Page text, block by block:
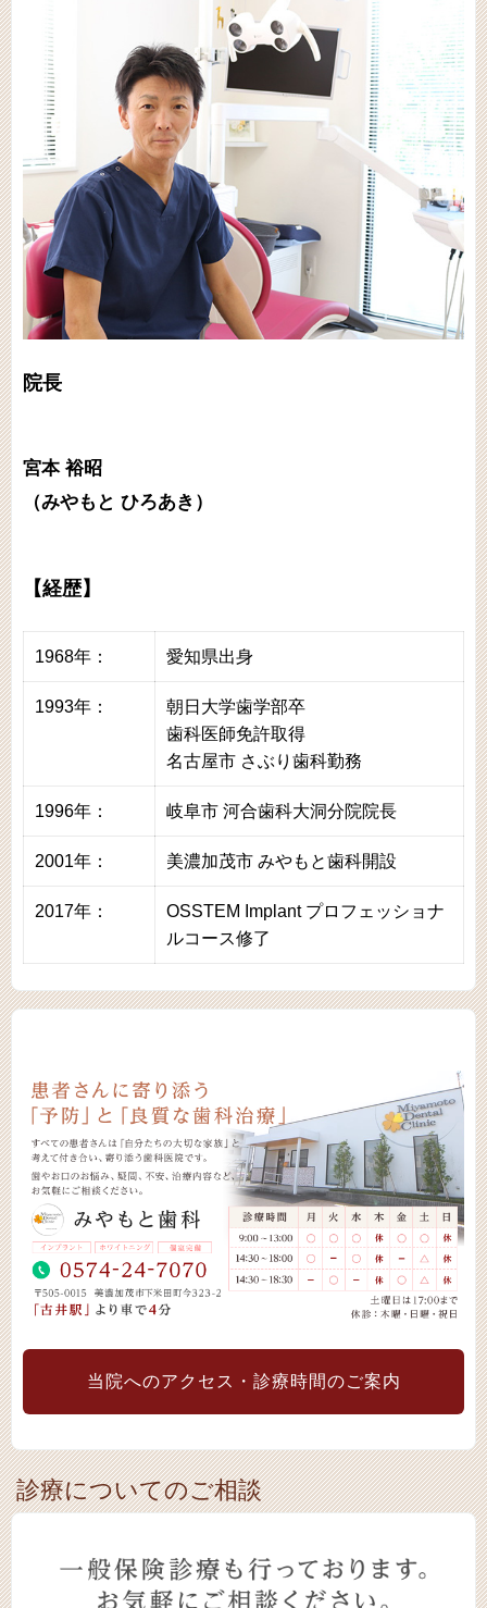
院長
宮本 裕昭
（みやもと ひろあき）
【経歴】
1968年： 愛知県出身
1993年：
朝日大学歯学部卒
歯科医師免許取得
名古屋市 さぶり歯科勤務
1996年： 岐阜市 河合歯科大洞分院院長
2001年： 美濃加茂市 みやもと歯科開設
2017年：
OSSTEM Implant プロフェッショナ
ルコース修了
当院へのアクセス・診療時間のご案内
診療についてのご相談